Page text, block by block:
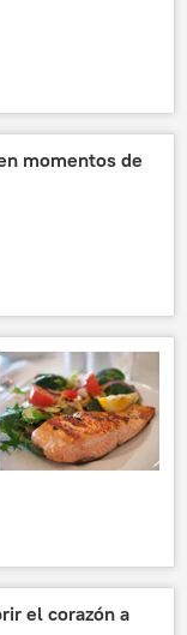
momentos de
el corazón a